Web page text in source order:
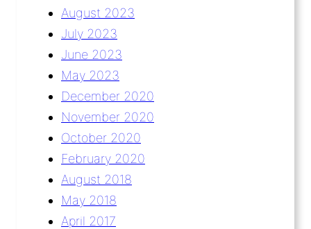
August 2023
July 2023
June 2023
May 2023
December 2020
November 2020
October 2020
February 2020
August 2018
May 2018
April 2017